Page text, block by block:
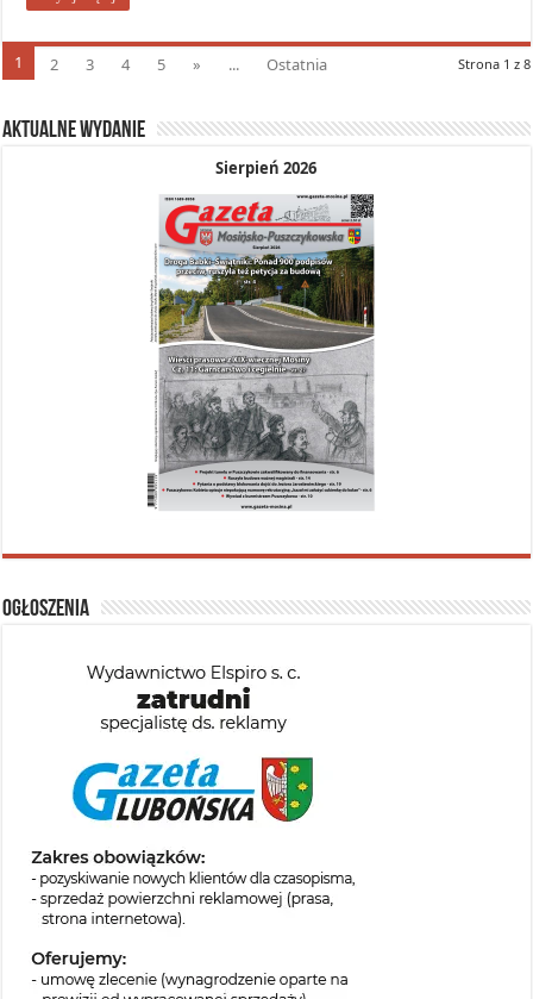
Strona 1 z 8
1 2 3 4 5 » ... Ostatnia
Aktualne wydanie
Sierpień 2026
Ogłoszenia